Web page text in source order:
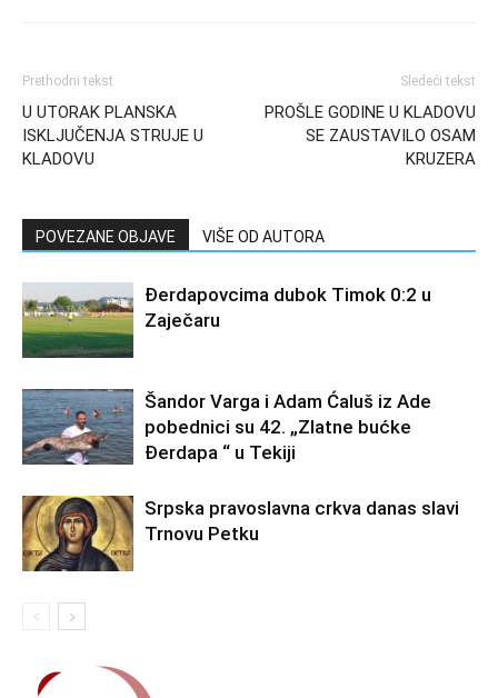
Prethodni tekst
U UTORAK PLANSKA
ISKLJUČENJA STRUJE U
KLADOVU
Sledeći tekst
PROŠLE GODINE U KLADOVU
SE ZAUSTAVILO OSAM
KRUZERA
POVEZANE OBJAVE VIŠE OD AUTORA
Đerdapovcima dubok Timok 0:2 u
Zaječaru
Šandor Varga i Adam Ćaluš iz Ade
pobednici su 42. „Zlatne bućke
Đerdapa “ u Tekiji
Srpska pravoslavna crkva danas slavi
Trnovu Petku